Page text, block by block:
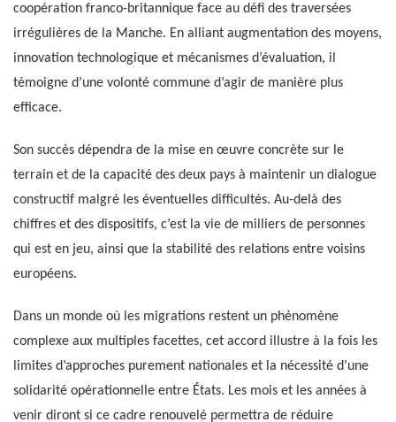
coopération franco-britannique face au défi des traversées
irrégulières de la Manche. En alliant augmentation des moyens,
innovation technologique et mécanismes d’évaluation, il
témoigne d’une volonté commune d’agir de manière plus
efficace.
Son succès dépendra de la mise en œuvre concrète sur le
terrain et de la capacité des deux pays à maintenir un dialogue
constructif malgré les éventuelles difficultés. Au-delà des
chiffres et des dispositifs, c’est la vie de milliers de personnes
qui est en jeu, ainsi que la stabilité des relations entre voisins
européens.
Dans un monde où les migrations restent un phénomène
complexe aux multiples facettes, cet accord illustre à la fois les
limites d’approches purement nationales et la nécessité d’une
solidarité opérationnelle entre États. Les mois et les années à
venir diront si ce cadre renouvelé permettra de réduire